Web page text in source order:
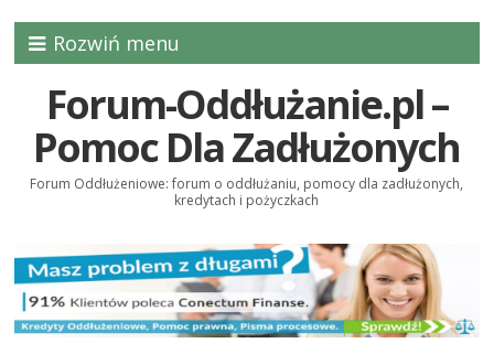
Rozwiń menu
Forum-Oddłużanie.pl –
Pomoc Dla Zadłużonych
Forum Oddłużeniowe: forum o oddłużaniu, pomocy dla zadłużonych,
kredytach i pożyczkach